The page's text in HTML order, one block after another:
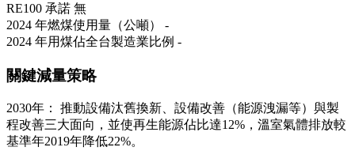
RE100 承諾 無
2024 年燃煤使用量（公噸） -
2024 年用煤佔全台製造業比例 -
關鍵減量策略
2030年： 推動設備汰舊換新、設備改善（能源洩漏等）與製
程改善三大面向，並使再生能源佔比達12%，溫室氣體排放較
基準年2019年降低22%。